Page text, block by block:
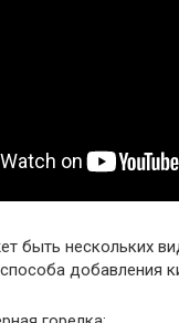
быть нескольких
добавления